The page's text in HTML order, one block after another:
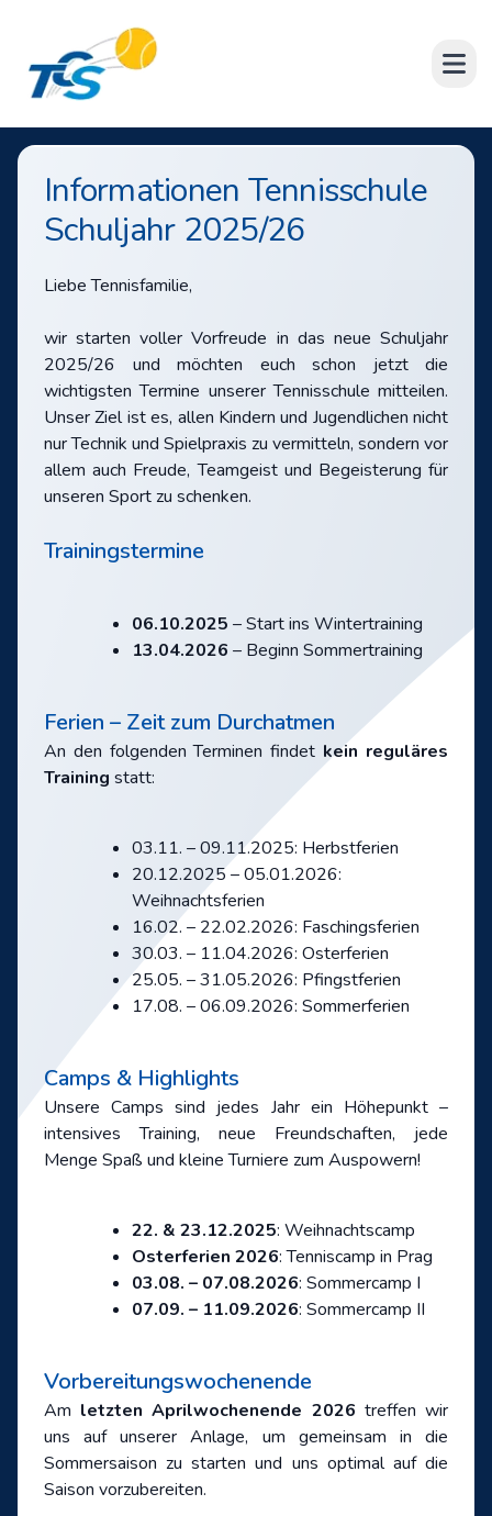
TC Schönbusch Aschaffenburg e.V.
Informationen Tennisschule
Schuljahr 2025/26
Liebe Tennisfamilie,
wir starten voller Vorfreude in das neue Schuljahr
2025/26 und möchten euch schon jetzt die
wichtigsten Termine unserer Tennisschule mitteilen.
Unser Ziel ist es, allen Kindern und Jugendlichen nicht
nur Technik und Spielpraxis zu vermitteln, sondern vor
allem auch Freude, Teamgeist und Begeisterung für
unseren Sport zu schenken.
Trainingstermine
06.10.2025 – Start ins Wintertraining
13.04.2026 – Beginn Sommertraining
Ferien – Zeit zum Durchatmen
An den folgenden Terminen findet kein reguläres
Training statt:
03.11. – 09.11.2025: Herbstferien
20.12.2025 – 05.01.2026:
Weihnachtsferien
16.02. – 22.02.2026: Faschingsferien
30.03. – 11.04.2026: Osterferien
25.05. – 31.05.2026: Pfingstferien
17.08. – 06.09.2026: Sommerferien
Camps & Highlights
Unsere Camps sind jedes Jahr ein Höhepunkt –
intensives Training, neue Freundschaften, jede
Menge Spaß und kleine Turniere zum Auspowern!
22. & 23.12.2025: Weihnachtscamp
Osterferien 2026: Tenniscamp in Prag
03.08. – 07.08.2026: Sommercamp I
07.09. – 11.09.2026: Sommercamp II
Vorbereitungswochenende
Am letzten Aprilwochenende 2026 treffen wir
uns auf unserer Anlage, um gemeinsam in die
Sommersaison zu starten und uns optimal auf die
Saison vorzubereiten.